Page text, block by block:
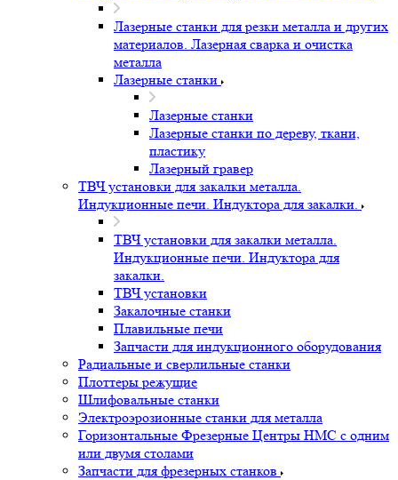
Лазерные станки для резки металла и других
материалов. Лазерная сварка и очистка
металла
Лазерные станки
Лазерные станки
Лазерные станки по дереву, ткани,
пластику
Лазерный гравер
ТВЧ установки для закалки металла.
Индукционные печи. Индуктора для закалки.
ТВЧ установки для закалки металла.
Индукционные печи. Индуктора для
закалки.
ТВЧ установки
Закалочные станки
Плавильные печи
Запчасти для индукционного оборудования
Радиальные и сверлильные станки
Плоттеры режущие
Шлифовальные станки
Электроэрозионные станки для металла
Горизонтальные Фрезерные Центры HMC с одним
или двумя столами
Запчасти для фрезерных станков